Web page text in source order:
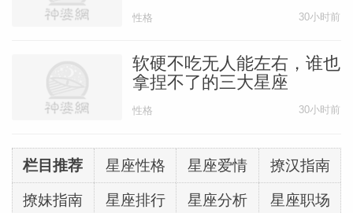
性格 30小时前
软硬不吃无人能左右，谁也
拿捏不了的三大星座
性格 30小时前
栏目推荐 星座性格 星座爱情 撩汉指南
撩妹指南 星座排行 星座分析 星座职场